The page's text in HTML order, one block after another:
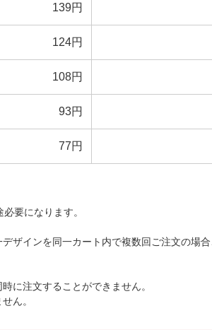
139円
124円
108円
93円
77円
要になります。
ザインを同一カート内で複数回ご注文の場
に注文することができません。
ん。